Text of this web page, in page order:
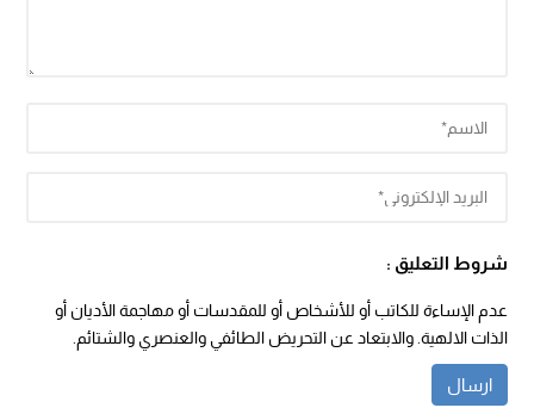
شروط التعليق :
عدم الإساءة للكاتب أو للأشخاص أو للمقدسات أو مهاجمة الأديان أو
الذات الالهية. والابتعاد عن التحريض الطائفي والعنصري والشتائم.